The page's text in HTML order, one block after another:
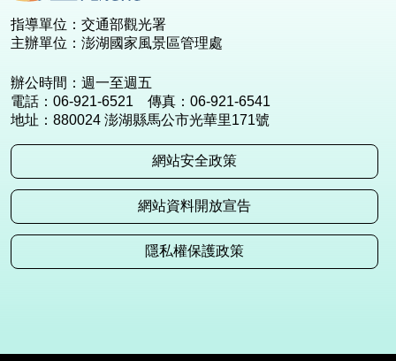
指導單位：交通部觀光署
主辦單位：澎湖國家風景區管理處
辦公時間：週一至週五
電話：06-921-6521 傳真：06-921-6541
地址：880024 澎湖縣馬公市光華里171號
網站安全政策
網站資料開放宣告
隱私權保護政策